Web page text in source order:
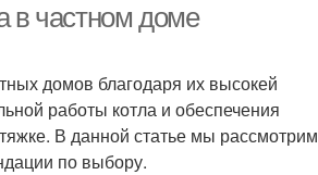
в частном доме
домов благодаря их высокей
работы котла и обеспечения
В данной статье мы рассмотрим
по выбору.